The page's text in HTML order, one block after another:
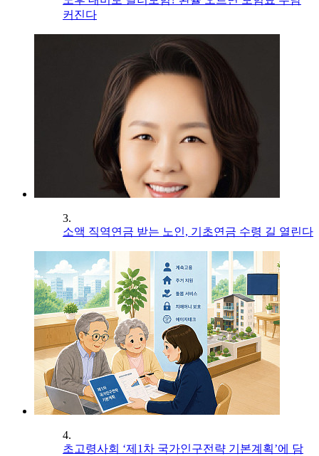
커진다
3.
소액 직역연금 받는 노인, 기초연금 수령 길 열린다
4.
초고령사회 ‘제1차 국가인구전략 기본계획’에 담